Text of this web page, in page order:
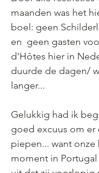
maanden was het
boel: geen
en  geen gasten
d'Hôtes hier in
duurde de dagen/
langer...
Gelukkig had ik
goed excuus om er
piepen... want
moment in